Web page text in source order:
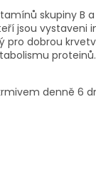
vitamínů
jsou vystaveni
pro dobrou
denně 6